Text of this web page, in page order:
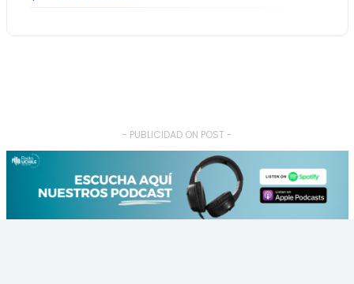
- PUBLICIDAD ON POST -